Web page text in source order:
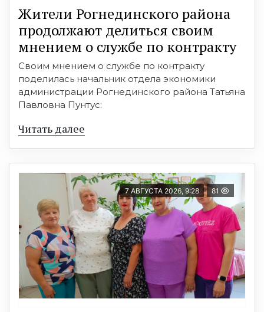
Жители Рогнединского района
продолжают делиться своим
мнением о службе по контракту
Своим мнением о службе по контракту
поделилась начальник отдела экономики
администрации Рогнединского района Татьяна
Павловна Пунтус:
Читать далее
7 АВГУСТА 2026, 9:28 81